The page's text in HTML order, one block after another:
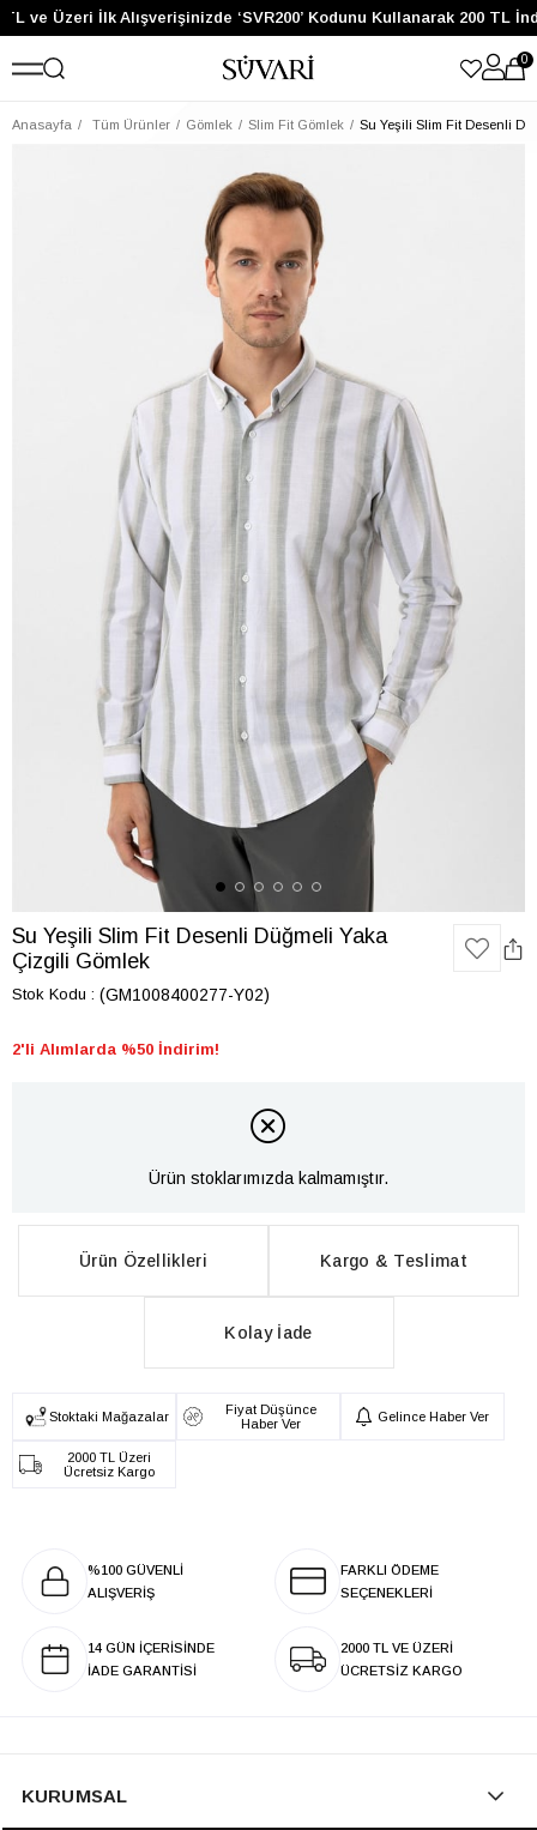
ve Üzeri İlk Alışverişinizde ‘SVR200’ Kodunu Kullanarak 200 TL
0
Anasayfa Tüm Ürünler Gömlek Slim Fit Gömlek Su Yeşili Slim Fit Desenli
Su Yeşili Slim Fit Desenli Düğmeli Yaka
Çizgili Gömlek
Stok Kodu (GM1008400277-Y02)
2'li Alımlarda %50 İndirim!
Ürün stoklarımızda kalmamıştır.
Ürün Özellikleri Kargo & Teslimat
Kolay İade
Stoktaki Mağazalar
Fiyat Düşünce
Haber Ver
Gelince Haber Ver
2000 TL Üzeri
Ücretsiz Kargo
%100 GÜVENLİ
ALIŞVERİŞ
FARKLI ÖDEME
SEÇENEKLERİ
14 GÜN İÇERİSİNDE
İADE GARANTİSİ
2000 TL VE ÜZERİ
ÜCRETSİZ KARGO
KURUMSAL